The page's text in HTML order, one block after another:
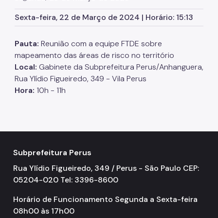
SP Mais Fácil
Cata-Bagulho
CADES/PR
Termo de Cooperação
Sexta-feira, 22 de Março de 2024 | Horário: 15:13
Pauta: Reunião com a equipe FTDE sobre
mapeamento das áreas de risco no território
Local: Gabinete da Subprefeitura Perus/Anhanguera,
Rua Ylídio Figueiredo, 349 - Vila Perus
Hora: 10h - 11h
Subprefeitura Perus
Rua Ylídio Figueiredo, 349 / Perus - São Paulo CEP:
05204-020 Tel: 3396-8600
Horário de Funcionamento Segunda a Sexta-feira
08h00 às 17h00